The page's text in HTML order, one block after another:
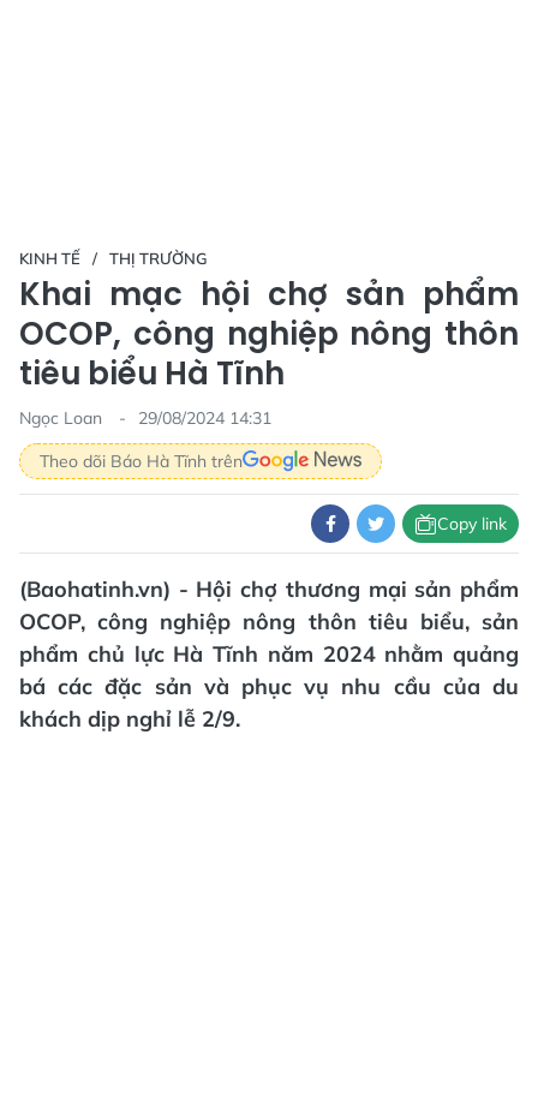
KINH TẾ THỊ TRƯỜNG
Khai mạc hội chợ sản phẩm
OCOP, công nghiệp nông thôn
tiêu biểu Hà Tĩnh
Ngọc Loan
29/08/2024 14:31
Theo dõi Báo Hà Tĩnh trên
Copy link
(Baohatinh.vn) - Hội chợ thương mại sản phẩm
OCOP, công nghiệp nông thôn tiêu biểu, sản
phẩm chủ lực Hà Tĩnh năm 2024 nhằm quảng
bá các đặc sản và phục vụ nhu cầu của du
khách dịp nghỉ lễ 2/9.